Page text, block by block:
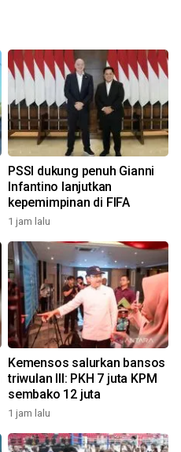
PSSI dukung penuh Gianni
Infantino lanjutkan
kepemimpinan di FIFA
1 jam lalu
Kemensos salurkan bansos
triwulan III: PKH 7 juta KPM
sembako 12 juta
1 jam lalu